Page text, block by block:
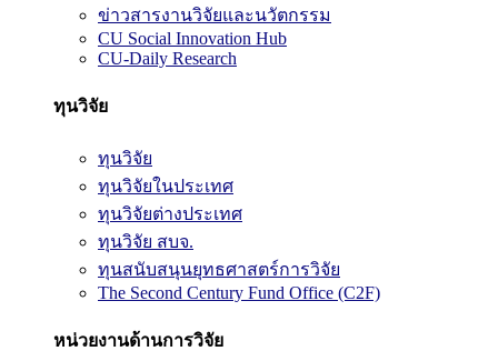
ข่าวสารงานวิจัยและนวัตกรรม
CU Social Innovation Hub
CU-Daily Research
ทุนวิจัย
ทุนวิจัย
ทุนวิจัยในประเทศ
ทุนวิจัยต่างประเทศ
ทุนวิจัย สบจ.
ทุนสนับสนุนยุทธศาสตร์การวิจัย
The Second Century Fund Office (C2F)
หน่วยงานด้านการวิจัย